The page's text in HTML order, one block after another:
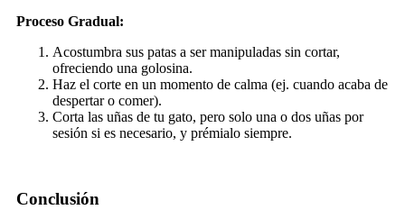
Proceso Gradual:
Acostumbra sus patas a ser manipuladas sin cortar,
ofreciendo una golosina.
Haz el corte en un momento de calma (ej. cuando acaba de
despertar o comer).
Corta las uñas de tu gato, pero solo una o dos uñas por
sesión si es necesario, y prémialo siempre.
Conclusión